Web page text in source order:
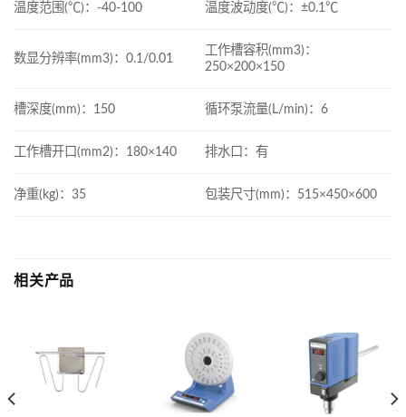
温度范围(℃)：-40-100 温度波动度(℃)：±0.1℃
数显分辨率(mm3)：0.1/0.01
工作槽容积(mm3)：
250×200×150
槽深度(mm)：150 循环泵流量(L/min)：6
工作槽开口(mm2)：180×140 排水口：有
净重(kg)：35 包装尺寸(mm)：515×450×600
相关产品